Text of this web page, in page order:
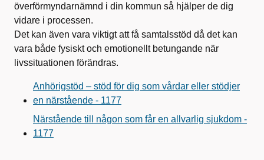
överförmyndarnämnd i din kommun så hjälper de dig
vidare i processen.
Det kan även vara viktigt att få samtalsstöd då det kan
vara både fysiskt och emotionellt betungande när
livssituationen förändras.
Anhörigstöd – stöd för dig som vårdar eller stödjer
en närstående - 1177
Närstående till någon som får en allvarlig sjukdom -
1177